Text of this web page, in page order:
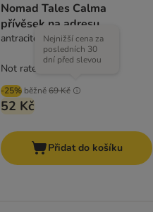
Nomad Tales Calma
přívěsek na adresu
antracitová
-25% běžně69 Kč
Nejnižší cena za
posledních 30
dní před slevou
52 Kč
Not rated
Přidat do košíku